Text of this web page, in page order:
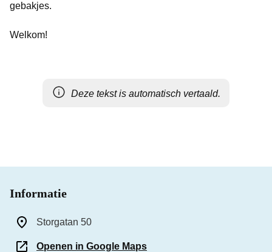
gebakjes.
Welkom!
Deze tekst is automatisch vertaald.
Informatie
Storgatan 50
Openen in Google Maps